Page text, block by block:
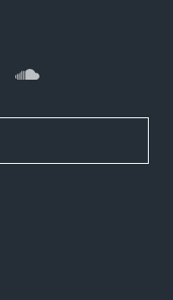
Flickr SoundCloud